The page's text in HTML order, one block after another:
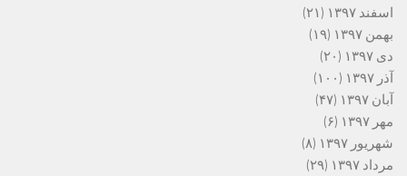
اسفند ۱۳۹۷
(۲۱)
بهمن ۱۳۹۷
(۱۹)
دی ۱۳۹۷
(۲۰)
آذر ۱۳۹۷
(۱۰۰)
آبان ۱۳۹۷
(۴۷)
مهر ۱۳۹۷
(۶)
شهریور ۱۳۹۷
(۸)
مرداد ۱۳۹۷
(۲۹)